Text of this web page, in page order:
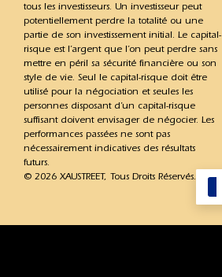
tous les investisseurs. Un investisseur peut
potentiellement perdre la totalité ou une
partie de son investissement initial. Le capital-
risque est l’argent que l’on peut perdre sans
mettre en péril sa sécurité financière ou son
style de vie. Seul le capital-risque doit être
utilisé pour la négociation et seules les
personnes disposant d’un capital-risque
suffisant doivent envisager de négocier. Les
performances passées ne sont pas
nécessairement indicatives des résultats
futurs.
© 2026 XAUSTREET, Tous Droits Réservés.